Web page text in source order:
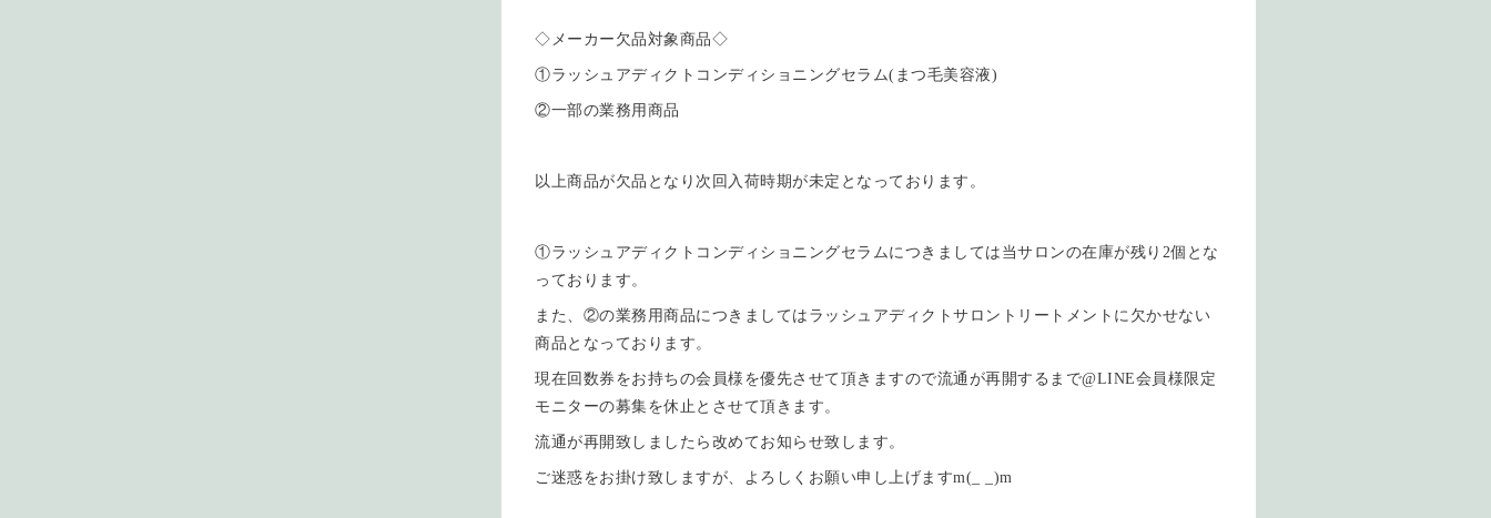
◇メーカー欠品対象商品◇
①ラッシュアディクトコンディショニングセラム(まつ毛美容液)
②一部の業務用商品
以上商品が欠品となり次回入荷時期が未定となっております。
①ラッシュアディクトコンディショニングセラムにつきましては当サロンの在庫が残り2個とな
っております。
また、②の業務用商品につきましてはラッシュアディクトサロントリートメントに欠かせない
商品となっております。
現在回数券をお持ちの会員様を優先させて頂きますので流通が再開するまで@LINE会員様限定
モニターの募集を休止とさせて頂きます。
流通が再開致しましたら改めてお知らせ致します。
ご迷惑をお掛け致しますが、よろしくお願い申し上げますm(_ _)m